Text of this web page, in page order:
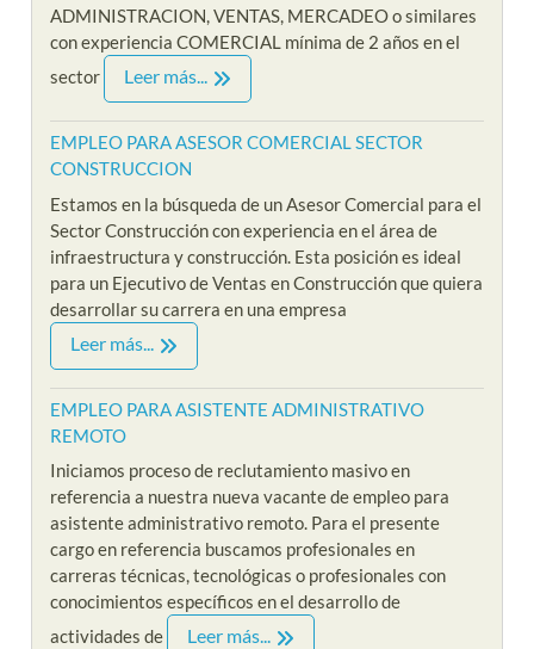
ADMINISTRACION, VENTAS, MERCADEO o similares
con experiencia COMERCIAL mínima de 2 años en el
sector
Leer más...
EMPLEO PARA ASESOR COMERCIAL SECTOR
CONSTRUCCION
Estamos en la búsqueda de un Asesor Comercial para el
Sector Construcción con experiencia en el área de
infraestructura y construcción. Esta posición es ideal
para un Ejecutivo de Ventas en Construcción que quiera
desarrollar su carrera en una empresa
Leer más...
EMPLEO PARA ASISTENTE ADMINISTRATIVO
REMOTO
Iniciamos proceso de reclutamiento masivo en
referencia a nuestra nueva vacante de empleo para
asistente administrativo remoto. Para el presente
cargo en referencia buscamos profesionales en
carreras técnicas, tecnológicas o profesionales con
conocimientos específicos en el desarrollo de
actividades de
Leer más...